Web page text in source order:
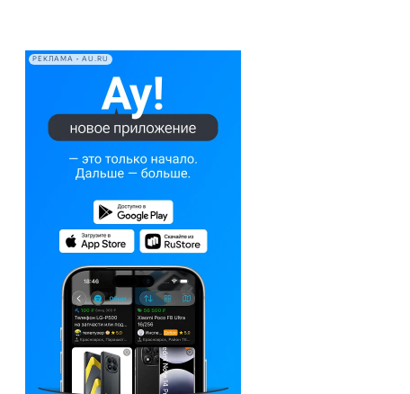
РЕКЛАМА • AU.RU